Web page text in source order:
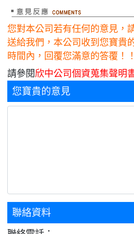
您對本公司若有任何的意見，
送給我們，本公司收到您寶貴
時間內，回覆您滿意的答覆！！
請參閱欣中公司個資蒐集聲明
您寶貴的意見
聯絡資料